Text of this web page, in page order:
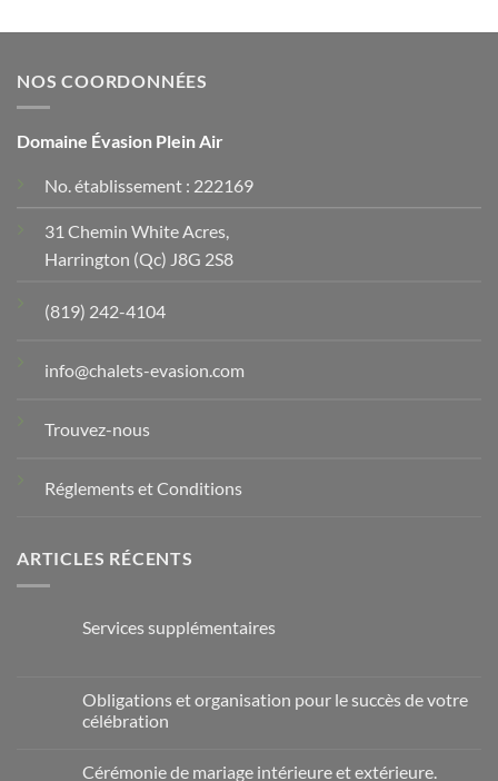
NOS COORDONNÉES
Domaine Évasion Plein Air
No. établissement : 222169
31 Chemin White Acres,
Harrington (Qc) J8G 2S8
(819) 242-4104
info@chalets-evasion.com
Trouvez-nous
Réglements et Conditions
ARTICLES RÉCENTS
Services supplémentaires
Obligations et organisation pour le succès de votre
célébration
Cérémonie de mariage intérieure et extérieure.